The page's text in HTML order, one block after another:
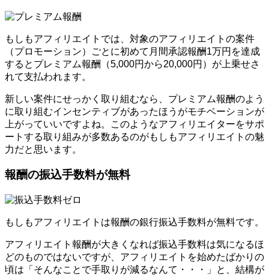
もしもアフィリエイトでは、対象のアフィリエイトの案件
（プロモーション）ごとに初めて月間承認報酬1万円を達成
するとプレミアム報酬（5,000円から20,000円）が上乗せさ
れて支払われます。
新しい案件にせっかく取り組むなら、プレミアム報酬のよう
に取り組むインセンティブがあったほうがモチベーションが
上がっていいですよね。このようなアフィリエイターをサポ
ートする取り組みが多数あるのがもしもアフィリエイトの魅
力だと思います。
報酬の振込手数料が無料
もしもアフィリエイトは報酬の銀行振込手数料が無料です。
アフィリエイト報酬が大きくなれば振込手数料は気になるほ
どのものではないですが、アフィリエイトを始めたばかりの
頃は「そんなことで手取りが減るなんて・・・」と、結構が